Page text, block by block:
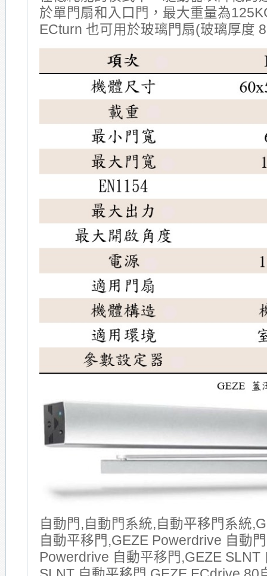
於單門扇和入口門，最大重量為
ECturn 也可用於玻璃門扇(玻璃厚度
自動門,自動門系統,自動平移門系統
自動平移門,GEZE Powerdrive 自動
Powerdrive 自動平移門,GEZE SLNT